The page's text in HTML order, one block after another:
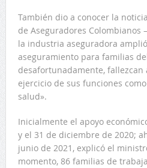
También dio a conocer la
de Aseguradores Colombianos
la industria aseguradora
aseguramiento para familias
desafortunadamente, fallezcan
ejercicio de sus funciones
salud».
Inicialmente el apoyo
y el 31 de diciembre de 2020;
junio de 2021, explicó el
momento, 86 familias de